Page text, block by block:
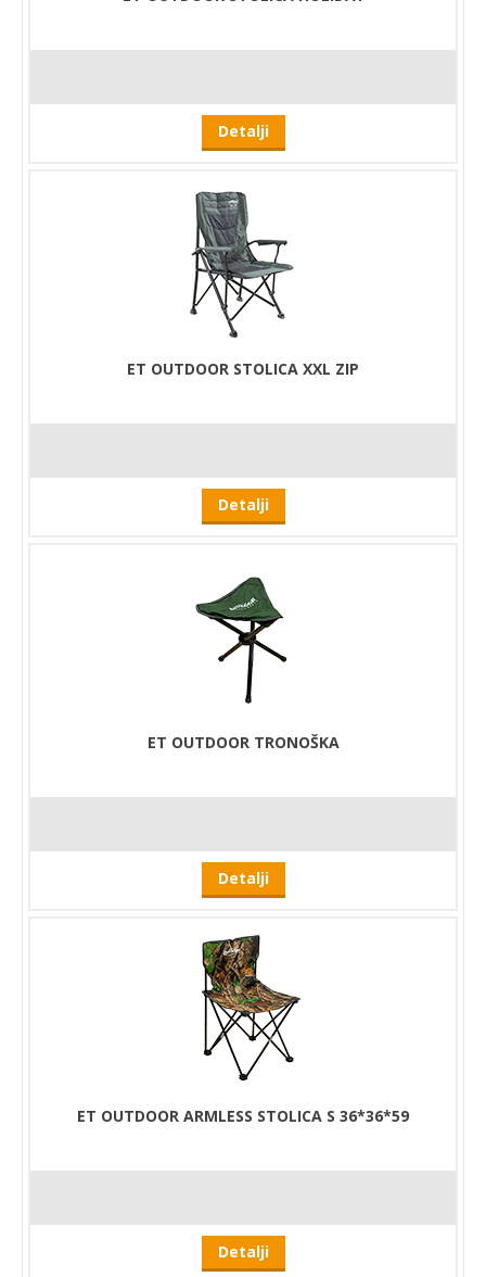
Detalji
ET OUTDOOR STOLICA XXL ZIP
Detalji
ET OUTDOOR TRONOŠKA
Detalji
ET OUTDOOR ARMLESS STOLICA S 36*36*59
Detalji